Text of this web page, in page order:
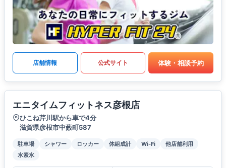
店舗情報 公式サイト 体験・相談予約
エニタイムフィットネス彦根店
ひこね芹川駅から車で4分
滋賀県彦根市中藪町587
駐車場 シャワー ロッカー 体組成計 Wi-Fi
他店舗利用
水素水